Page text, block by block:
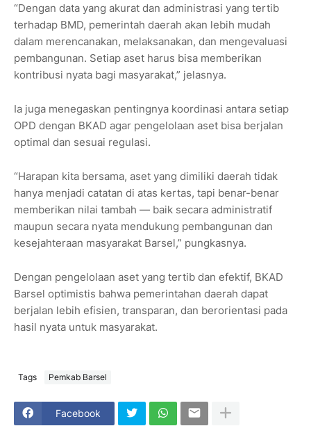
“Dengan data yang akurat dan administrasi yang tertib
terhadap BMD, pemerintah daerah akan lebih mudah
dalam merencanakan, melaksanakan, dan mengevaluasi
pembangunan. Setiap aset harus bisa memberikan
kontribusi nyata bagi masyarakat,” jelasnya.
Ia juga menegaskan pentingnya koordinasi antara setiap
OPD dengan BKAD agar pengelolaan aset bisa berjalan
optimal dan sesuai regulasi.
“Harapan kita bersama, aset yang dimiliki daerah tidak
hanya menjadi catatan di atas kertas, tapi benar-benar
memberikan nilai tambah — baik secara administratif
maupun secara nyata mendukung pembangunan dan
kesejahteraan masyarakat Barsel,” pungkasnya.
Dengan pengelolaan aset yang tertib dan efektif, BKAD
Barsel optimistis bahwa pemerintahan daerah dapat
berjalan lebih efisien, transparan, dan berorientasi pada
hasil nyata untuk masyarakat.
Tags Pemkab Barsel
Facebook